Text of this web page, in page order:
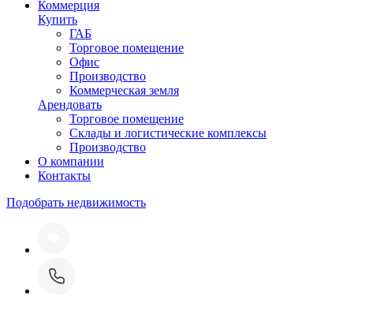
Коммерция
Купить
ГАБ
Торговое помещение
Офис
Производство
Коммерческая земля
Арендовать
Торговое помещение
Склады и логистические комплексы
Производство
О компании
Контакты
Подобрать недвижимость